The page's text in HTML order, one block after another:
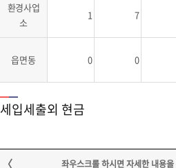
환경사업
소
1 7
읍면동 0 0
세입세출외 현금